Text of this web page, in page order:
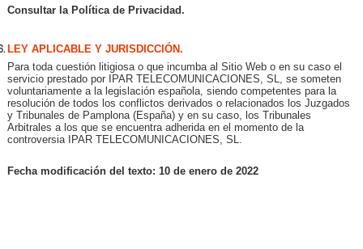
Consultar la Política de Privacidad.
LEY APLICABLE Y JURISDICCIÓN.
Para toda cuestión litigiosa o que incumba al Sitio Web o en su caso el
servicio prestado por IPAR TELECOMUNICACIONES, SL, se someten
voluntariamente a la legislación española, siendo competentes para la
resolución de todos los conflictos derivados o relacionados los Juzgados
y Tribunales de Pamplona (España) y en su caso, los Tribunales
Arbitrales a los que se encuentra adherida en el momento de la
controversia IPAR TELECOMUNICACIONES, SL.
Fecha modificación del texto: 10 de enero de 2022